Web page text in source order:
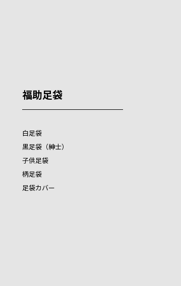
福助足袋
白足袋
黒足袋（紳士）
子供足袋
柄足袋
足袋カバー